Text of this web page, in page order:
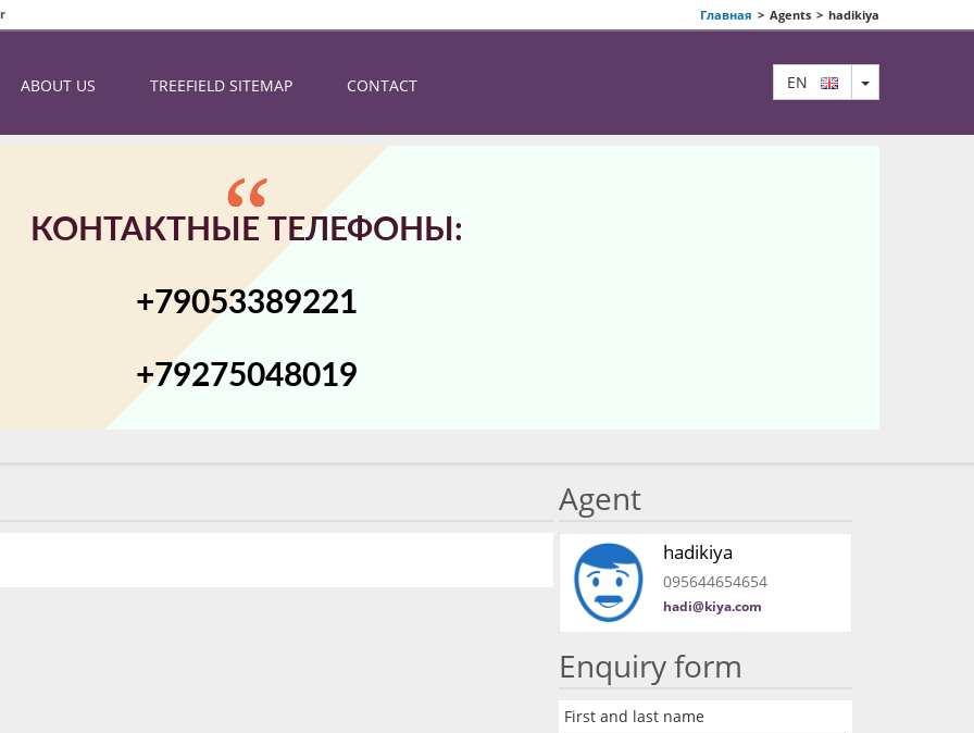
Главная > Agents > hadikiya
EN TOGGLE
ABOUT US TREEFIELD SITEMAP CONTACT
КОНТАКТНЫЕ ТЕЛЕФОНЫ:
+79053389221
+79275048019
Agent
hadikiya
095644654654
hadi@kiya.com
Enquiry form
First and last name